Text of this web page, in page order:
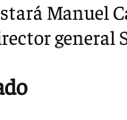
Manuel
general